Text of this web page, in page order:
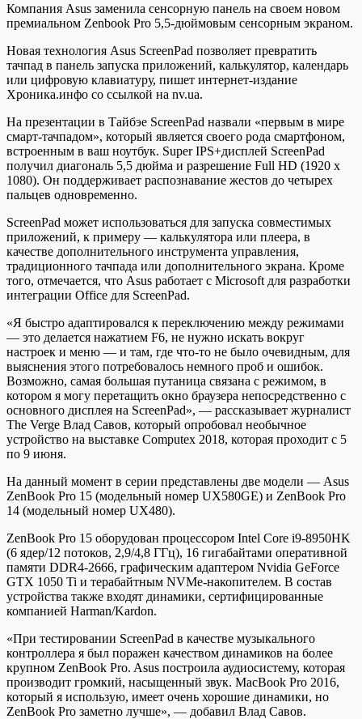
Компания Asus заменила сенсорную панель на своем новом
премиальном Zenbook Pro 5,5-дюймовым сенсорным экраном.
Новая технология Asus ScreenPad позволяет превратить
тачпад в панель запуска приложений, калькулятор, календарь
или цифровую клавиатуру, пишет интернет-издание
Хроника.инфо со ссылкой на nv.ua.
На презентации в Тайбэе ScreenPad назвали «первым в мире
смарт-тачпадом», который является своего рода смартфоном,
встроенным в ваш ноутбук. Super IPS+дисплей ScreenPad
получил диагональ 5,5 дюйма и разрешение Full HD (1920 x
1080). Он поддерживает распознавание жестов до четырех
пальцев одновременно.
ScreenPad может использоваться для запуска совместимых
приложений, к примеру — калькулятора или плеера, в
качестве дополнительного инструмента управления,
традиционного тачпада или дополнительного экрана. Кроме
того, отмечается, что Asus работает с Microsoft для разработки
интеграции Office для ScreenPad.
«Я быстро адаптировался к переключению между режимами
— это делается нажатием F6, не нужно искать вокруг
настроек и меню — и там, где что-то не было очевидным, для
выяснения этого потребовалось немного проб и ошибок.
Возможно, самая большая путаница связана с режимом, в
котором я могу перетащить окно браузера непосредственно с
основного дисплея на ScreenPad», — рассказывает журналист
The Verge Влад Савов, который опробовал необычное
устройство на выставке Computex 2018, которая проходит с 5
по 9 июня.
На данный момент в серии представлены две модели — Asus
ZenBook Pro 15 (модельный номер UX580GE) и ZenBook Pro
14 (модельный номер UX480).
ZenBook Pro 15 оборудован процессором Intel Core i9-8950HK
(6 ядер/12 потоков, 2,9/4,8 ГГц), 16 гигабайтами оперативной
памяти DDR4-2666, графическим адаптером Nvidia GeForce
GTX 1050 Ti и терабайтным NVMe-накопителем. В состав
устройства также входят динамики, сертифицированные
компанией Harman/Kardon.
«При тестировании ScreenPad в качестве музыкального
контроллера я был поражен качеством динамиков на более
крупном ZenBook Pro. Asus построила аудиосистему, которая
производит громкий, насыщенный звук. MacBook Pro 2016,
который я использую, имеет очень хорошие динамики, но
ZenBook Pro заметно лучше», — добавил Влад Савов.